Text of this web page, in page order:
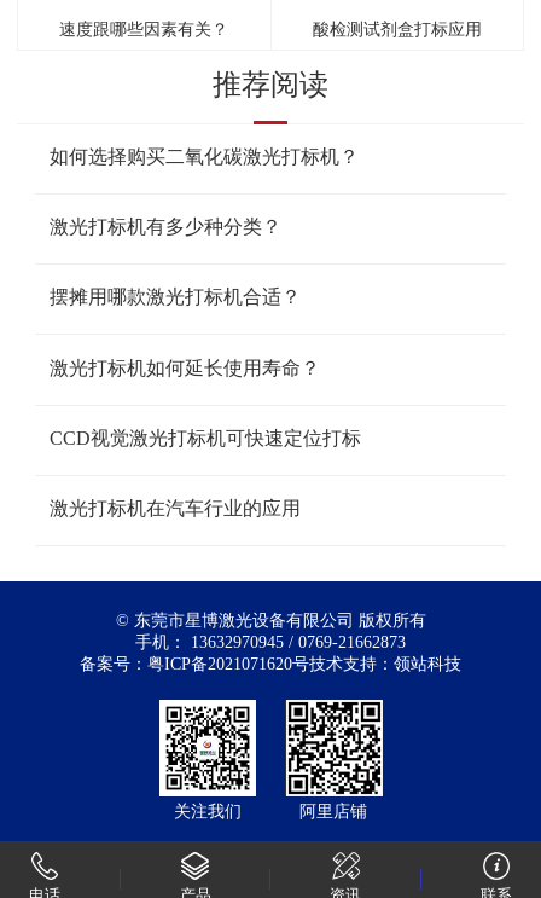
速度跟哪些因素有关？ 酸检测试剂盒打标应用
推荐阅读
如何选择购买二氧化碳激光打标机？
激光打标机有多少种分类？
摆摊用哪款激光打标机合适？
激光打标机如何延长使用寿命？
CCD视觉激光打标机可快速定位打标
激光打标机在汽车行业的应用
© 东莞市星博激光设备有限公司 版权所有
手机： 13632970945 / 0769-21662873
备案号： 粤ICP备2021071620号技术支持： 领站科技
关注我们 阿里店铺